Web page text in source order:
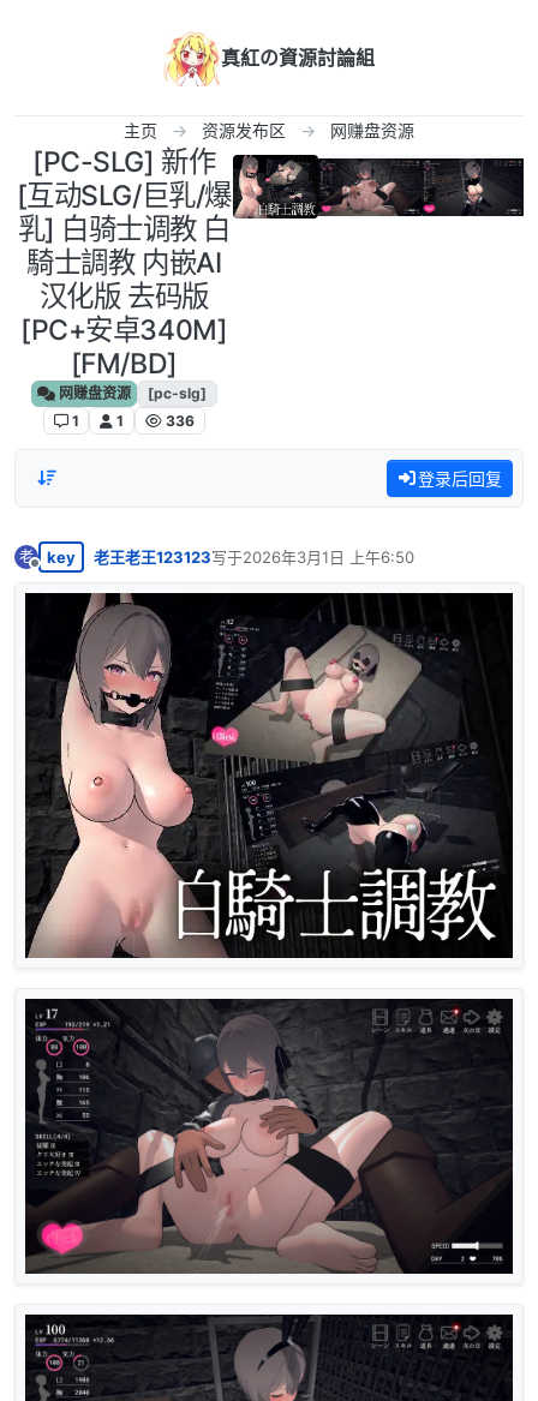
真紅の資源討論組
主页 资源发布区 网赚盘资源
[PC-SLG] 新作
[互动SLG/巨乳/爆
乳] 白骑士调教 白
騎士調教 内嵌AI
汉化版 去码版
[PC+安卓340M]
[FM/BD]
网赚盘资源
[pc-slg]
1
1 336
登录后回复
老
离线
key 老王老王123123写于2026年3月1日 上午6:50
最后由 编辑